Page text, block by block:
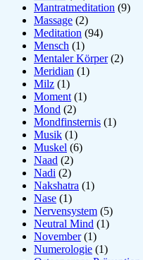
Mantratmeditation (9)
Massage (2)
Meditation (94)
Mensch (1)
Mentaler Körper(2)
Meridian (1)
Milz (1)
Moment (1)
Mond (2)
Mondfinsternis (1)
Musik (1)
Muskel (6)
Naad (2)
Nadi (2)
Nakshatra (1)
Nase (1)
Nervensystem (5)
Neutral Mind (1)
November(1)
Numerologie (1)